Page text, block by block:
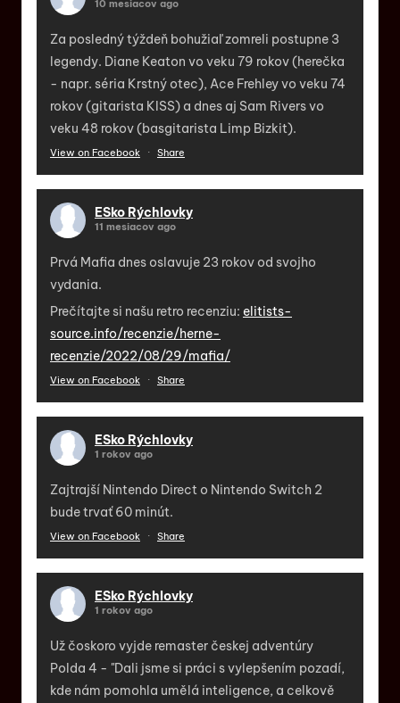
10 mesiacov ago
Za posledný týždeň bohužiaľ zomreli postupne 3
legendy. Diane Keaton vo veku 79 rokov (herečka
- napr. séria Krstný otec), Ace Frehley vo veku 74
rokov (gitarista KISS) a dnes aj Sam Rivers vo
veku 48 rokov (basgitarista Limp Bizkit).
View on Facebook · Share
ESko Rýchlovky
11 mesiacov ago
Prvá Mafia dnes oslavuje 23 rokov od svojho
vydania.
Prečítajte si našu retro recenziu: elitists-
source.info/recenzie/herne-
recenzie/2022/08/29/mafia/
View on Facebook · Share
ESko Rýchlovky
1 rokov ago
Zajtrajší Nintendo Direct o Nintendo Switch 2
bude trvať 60 minút.
View on Facebook · Share
ESko Rýchlovky
1 rokov ago
Už čoskoro vyjde remaster českej adventúry
Polda 4 - "Dali jsme si práci s vylepšením pozadí,
kde nám pomohla umělá inteligence, a celkově